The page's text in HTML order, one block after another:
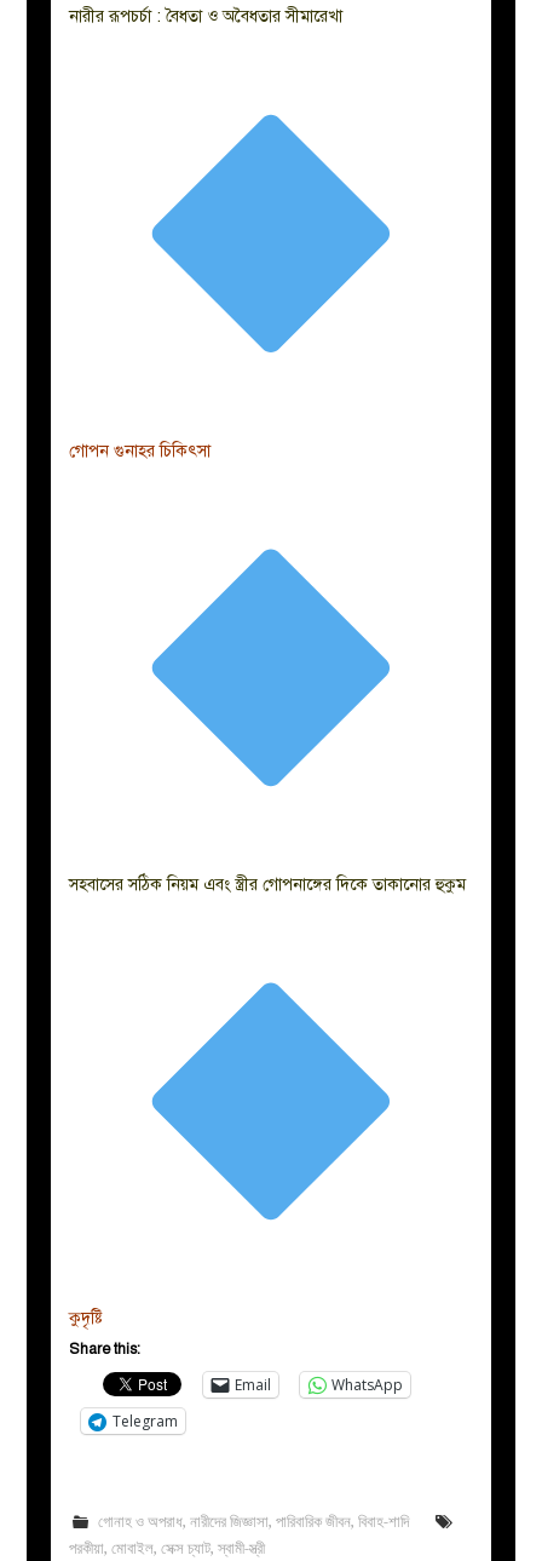
নারীর রূপচর্চা : বৈধতা ও অবৈধতার সীমারেখা
গোপন গুনাহর চিকিৎসা
সহবাসের সঠিক নিয়ম এবং স্ত্রীর গোপনাঙ্গের দিকে তাকানোর হুকুম
কুদৃষ্টি
Share this:
Email
WhatsApp
Telegram
গোনাহ ও অপরাধ, নারীদের জিজ্ঞাসা, পারিবারিক জীবন, বিবাহ-শাদি
পরকীয়া,মোবাইল,সেক্স চ্যাট,স্বামী-স্ত্রী